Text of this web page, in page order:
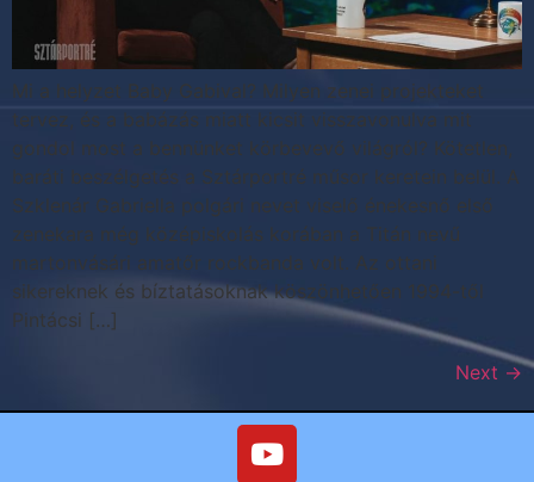
Mi a helyzet Baby Gabival? Milyen zenei projekteket
tervez, és a babázás miatt kicsit visszavonulva mit
gondol most a bennünket körbevevő világról? Kötetlen,
baráti beszélgetés a Sztárportré műsor keretein belül. A
Szklenár Gabriella polgári nevet viselő énekesnő első
zenekara még középiskolás korában a Titán nevű
martonvásári amatőr rockbanda volt. Az ottani
sikereknek és bíztatásoknak köszönhetően 1994-től
Pintácsi […]
Next →